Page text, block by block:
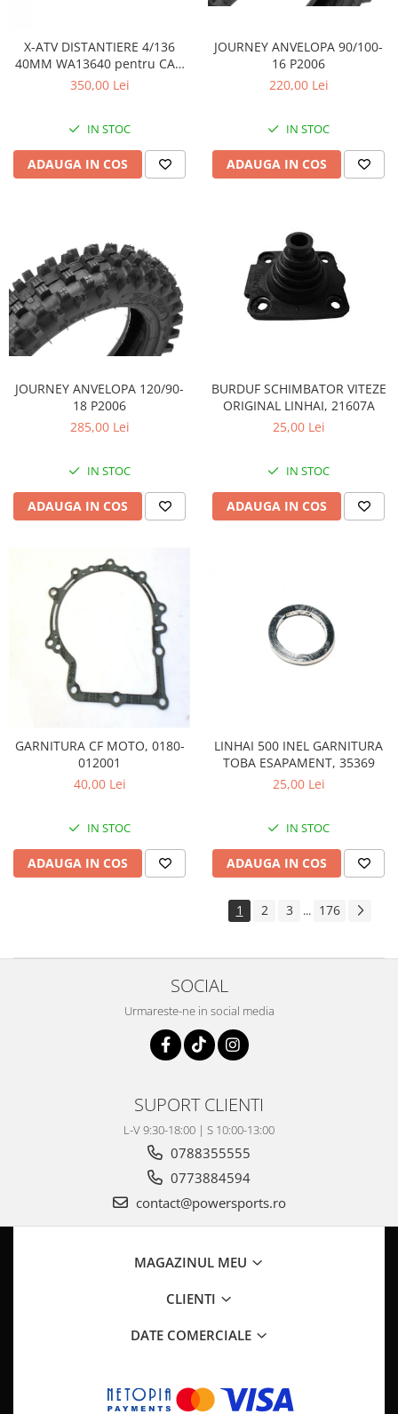
X-ATV DISTANTIERE 4/136
40MM WA13640 pentru CAN
AM
350,00 Lei
IN STOC
ADAUGA IN COS
JOURNEY ANVELOPA 90/100-
16 P2006
220,00 Lei
IN STOC
ADAUGA IN COS
JOURNEY ANVELOPA 120/90-
18 P2006
285,00 Lei
IN STOC
ADAUGA IN COS
BURDUF SCHIMBATOR VITEZE
ORIGINAL LINHAI, 21607A
25,00 Lei
IN STOC
ADAUGA IN COS
GARNITURA CF MOTO, 0180-
012001
40,00 Lei
IN STOC
ADAUGA IN COS
LINHAI 500 INEL GARNITURA
TOBA ESAPAMENT, 35369
25,00 Lei
IN STOC
ADAUGA IN COS
1 2 3 ... 176
SOCIAL
Urmareste-ne in social media
SUPORT CLIENTI
L-V 9:30-18:00 | S 10:00-13:00
0788355555
0773884594
contact@powersports.ro
MAGAZINUL MEU
CLIENTI
DATE COMERCIALE